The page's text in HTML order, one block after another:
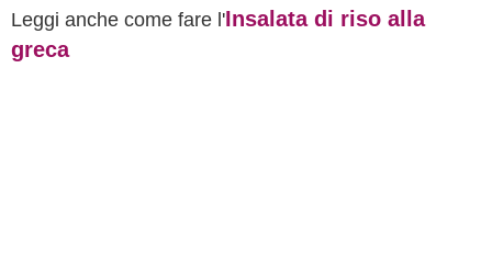
Leggi anche come fare l'Insalata di riso alla
greca